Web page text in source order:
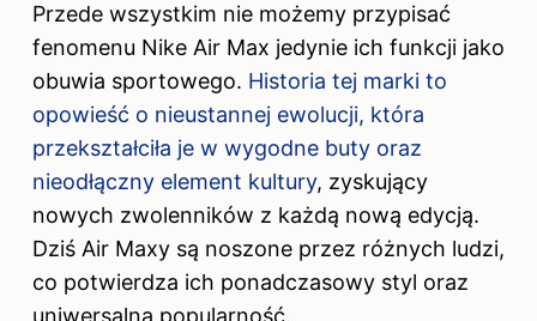
Przede wszystkim nie możemy przypisać
fenomenu Nike Air Max jedynie ich funkcji jako
obuwia sportowego. Historia tej marki to
opowieść o nieustannej ewolucji, która
przekształciła je w wygodne buty oraz
nieodłączny element kultury, zyskujący
nowych zwolenników z każdą nową edycją.
Dziś Air Maxy są noszone przez różnych ludzi,
co potwierdza ich ponadczasowy styl oraz